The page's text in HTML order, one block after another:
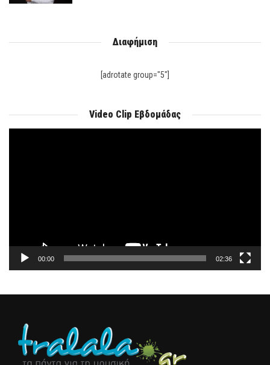
Διαφήμιση
[adrotate group="5"]
Video Clip Εβδομάδας
00:00 02:36